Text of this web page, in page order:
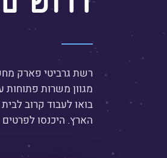
רשת גרביטי פארק
מגוון משרות
בואו לעבוד קרוב
הארץ. היכנסו